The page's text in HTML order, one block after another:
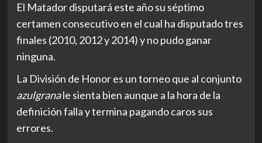
El Matador disputará este año su séptimo
certamen consecutivo en el cual ha disputado tres
finales (2010, 2012 y 2014) y no pudo ganar
ninguna.
La División de Honor es un torneo que al conjunto
azulgranale sienta bien aunque a la hora de la
definición falla y termina pagando caros sus
errores.